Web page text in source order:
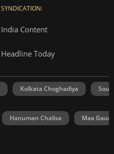
SYNDICATION:
India Content
Headline Today
Kolkata Choghadiya
Hanuman Chalisa Maa Gauri